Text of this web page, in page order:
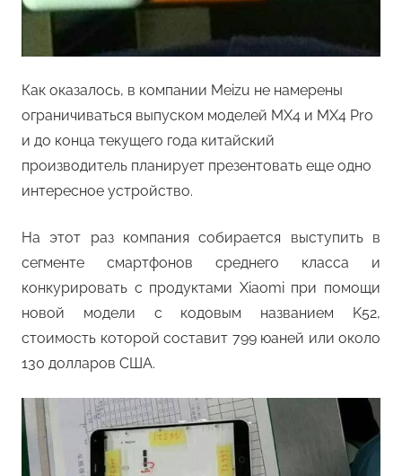
Как оказалось, в компании Meizu не намерены
ограничиваться выпуском моделей MX4 и MX4 Pro
и до конца текущего года китайский
производитель планирует презентовать еще одно
интересное устройство.
На этот раз компания собирается выступить в
сегменте смартфонов среднего класса и
конкурировать с продуктами Xiaomi при помощи
новой модели с кодовым названием K52,
стоимость которой составит 799 юаней или около
130 долларов США.